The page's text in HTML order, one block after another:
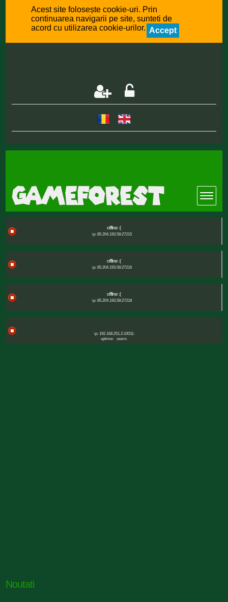
Acest site folosește cookie-uri. Prin
continuarea navigarii pe site, sunteti de
acord cu utilizarea cookie-urilor. Accept
offline :(
ip: 85.204.193.58:27215
offline :(
ip: 85.204.193.58:27216
offline :(
ip: 85.204.193.58:27218
ip: 192.168.251.2:10011:
uptime:
users:
Noutati